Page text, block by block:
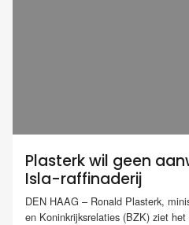
Plasterk wil geen
Isla-raffinaderij
DEN HAAG – Ronald Plasterk,
en Koninkrijksrelaties (BZK) ziet